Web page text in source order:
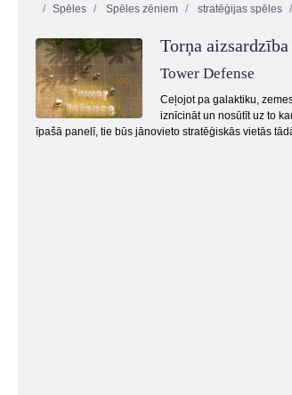
Spēles Spēles zēniem stratēģijas spēles
Torņa aizsardzība
Tower Defense
Ceļojot pa galaktiku,
iznīcināt un nosūtīt uz to
īpašā panelī, tie būs jānovieto stratēģiskās vietās